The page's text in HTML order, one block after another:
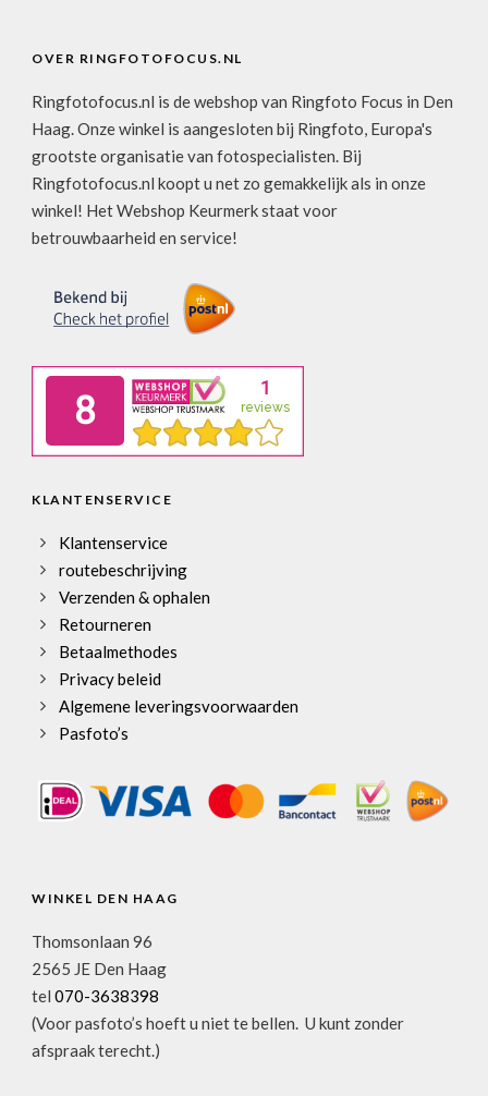
OVER RINGFOTOFOCUS.NL
Ringfotofocus.nl is de webshop van Ringfoto Focus in Den
Haag. Onze winkel is aangesloten bij Ringfoto, Europa's
grootste organisatie van fotospecialisten. Bij
Ringfotofocus.nl koopt u net zo gemakkelijk als in onze
winkel! Het Webshop Keurmerk staat voor
betrouwbaarheid en service!
KLANTENSERVICE
Klantenservice
routebeschrijving
Verzenden & ophalen
Retourneren
Betaalmethodes
Privacy beleid
Algemene leveringsvoorwaarden
Pasfoto’s
WINKEL DEN HAAG
Thomsonlaan 96
2565 JE Den Haag
tel 070-3638398
(Voor pasfoto’s hoeft u niet te bellen. U kunt zonder
afspraak terecht.)